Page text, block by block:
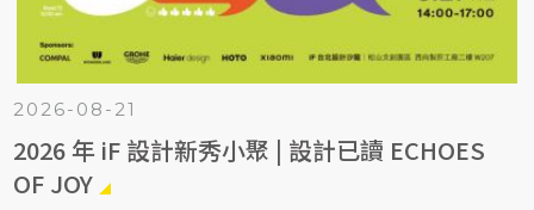
2026-08-21
2026 年 iF 設計新秀小聚 | 設計已讀 ECHOES
OF JOY